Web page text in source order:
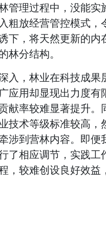
管理过程中，没能
粗放经营管控模式
下，将天然更新的
林分结构。
入，林业在科技成果
应用却显现出力度
献率较难显著提升
技术等级标准较高
涉到营林内容。即
了相应调节，实践
，较难创设良好效